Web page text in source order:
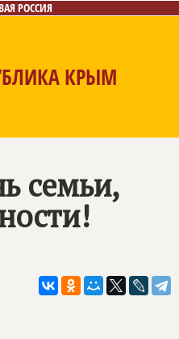
РОССИЯ
КРЫМ
семьи,